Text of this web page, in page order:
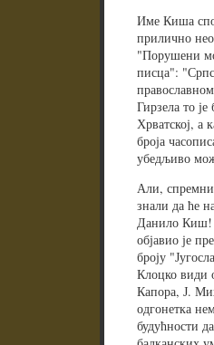
Име Киша
прилично
"Порушени
писца":
Гирзела то
Хрватској, а
броја
убедљиво
Али,
знали да ће
Данило Киш!
објавио је
броју
Клоцко види
Капора, Ј.
одгонетка
будућности